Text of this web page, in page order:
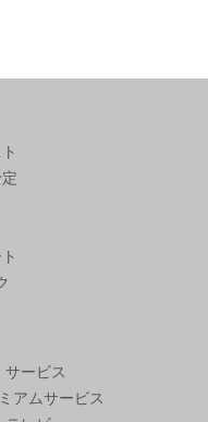
ービス
アムサービス